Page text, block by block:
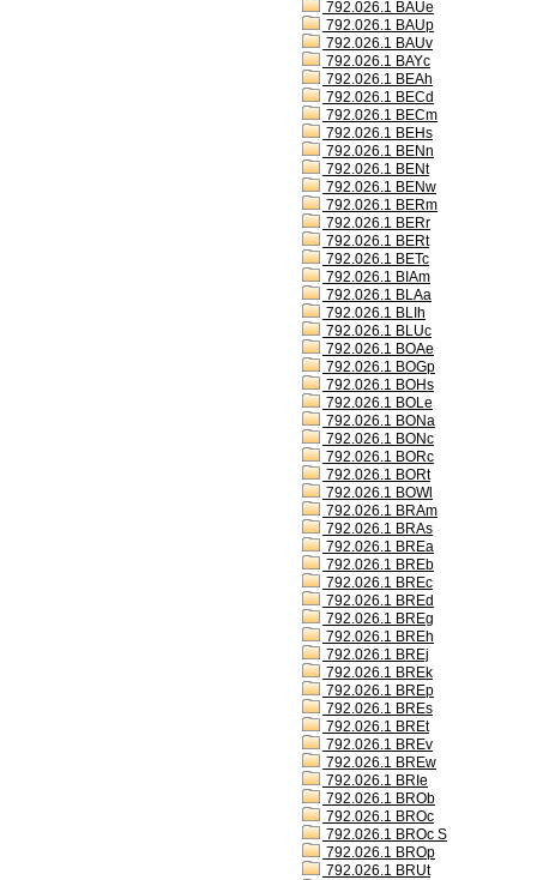
792.026.1 BAUe
792.026.1 BAUp
792.026.1 BAUv
792.026.1 BAYc
792.026.1 BEAh
792.026.1 BECd
792.026.1 BECm
792.026.1 BEHs
792.026.1 BENn
792.026.1 BENt
792.026.1 BENw
792.026.1 BERm
792.026.1 BERr
792.026.1 BERt
792.026.1 BETc
792.026.1 BIAm
792.026.1 BLAa
792.026.1 BLIh
792.026.1 BLUc
792.026.1 BOAe
792.026.1 BOGp
792.026.1 BOHs
792.026.1 BOLe
792.026.1 BONa
792.026.1 BONc
792.026.1 BORc
792.026.1 BORt
792.026.1 BOWl
792.026.1 BRAm
792.026.1 BRAs
792.026.1 BREa
792.026.1 BREb
792.026.1 BREc
792.026.1 BREd
792.026.1 BREg
792.026.1 BREh
792.026.1 BREj
792.026.1 BREk
792.026.1 BREp
792.026.1 BREs
792.026.1 BREt
792.026.1 BREv
792.026.1 BREw
792.026.1 BRIe
792.026.1 BROb
792.026.1 BROc
792.026.1 BROc S
792.026.1 BROp
792.026.1 BRUt